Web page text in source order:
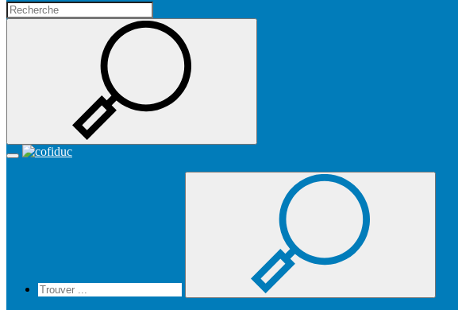
Recherche
Recherche
Toggle
Accueil